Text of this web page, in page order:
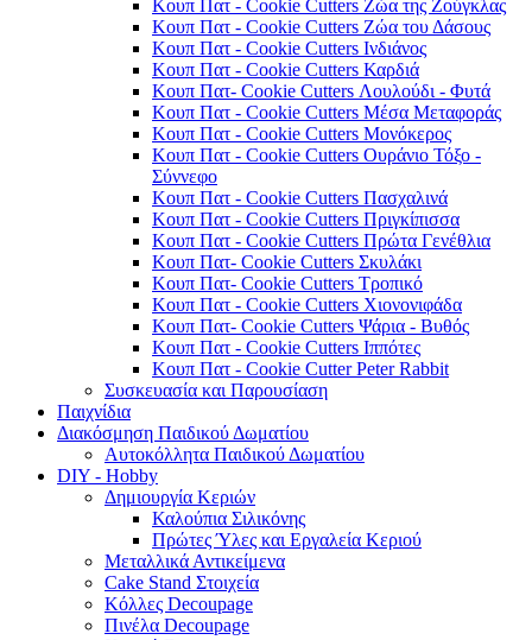
Κουπ Πατ - Cookie Cutters Ζώα της Ζούγκλας
Κουπ Πατ - Cookie Cutters Ζώα του Δάσους
Κουπ Πατ - Cookie Cutters Ινδιάνος
Κουπ Πατ - Cookie Cutters Καρδιά
Κουπ Πατ- Cookie Cutters Λουλούδι - Φυτά
Κουπ Πατ - Cookie Cutters Μέσα Μεταφοράς
Κουπ Πατ - Cookie Cutters Μονόκερος
Κουπ Πατ - Cookie Cutters Ουράνιο Τόξο -
Σύννεφο
Κουπ Πατ - Cookie Cutters Πασχαλινά
Κουπ Πατ - Cookie Cutters Πριγκίπισσα
Κουπ Πατ - Cookie Cutters Πρώτα Γενέθλια
Κουπ Πατ- Cookie Cutters Σκυλάκι
Κουπ Πατ- Cookie Cutters Τροπικό
Κουπ Πατ - Cookie Cutters Χιονονιφάδα
Κουπ Πατ- Cookie Cutters Ψάρια - Βυθός
Κουπ Πατ - Cookie Cutters Ιππότες
Κουπ Πατ - Cookie Cutter Peter Rabbit
Συσκευασία και Παρουσίαση
Παιχνίδια
Διακόσμηση Παιδικού Δωματίου
Αυτοκόλλητα Παιδικού Δωματίου
DIY - Hobby
Δημιουργία Κεριών
Καλούπια Σιλικόνης
Πρώτες Ύλες και Εργαλεία Κεριού
Μεταλλικά Αντικείμενα
Cake Stand Στοιχεία
Κόλλες Decoupage
Πινέλα Decoupage